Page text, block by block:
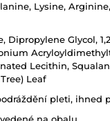
Lysine,
Glycol,
Lecithin,
Leaf
pleti, ihned